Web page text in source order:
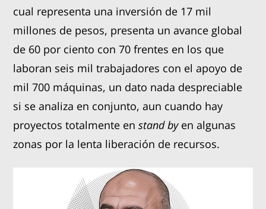
cual representa una inversión de 17 mil
millones de pesos, presenta un avance global
de 60 por ciento con 70 frentes en los que
laboran seis mil trabajadores con el apoyo de
mil 700 máquinas, un dato nada despreciable
si se analiza en conjunto, aun cuando hay
proyectos totalmente en stand byen algunas
zonas por la lenta liberación de recursos.